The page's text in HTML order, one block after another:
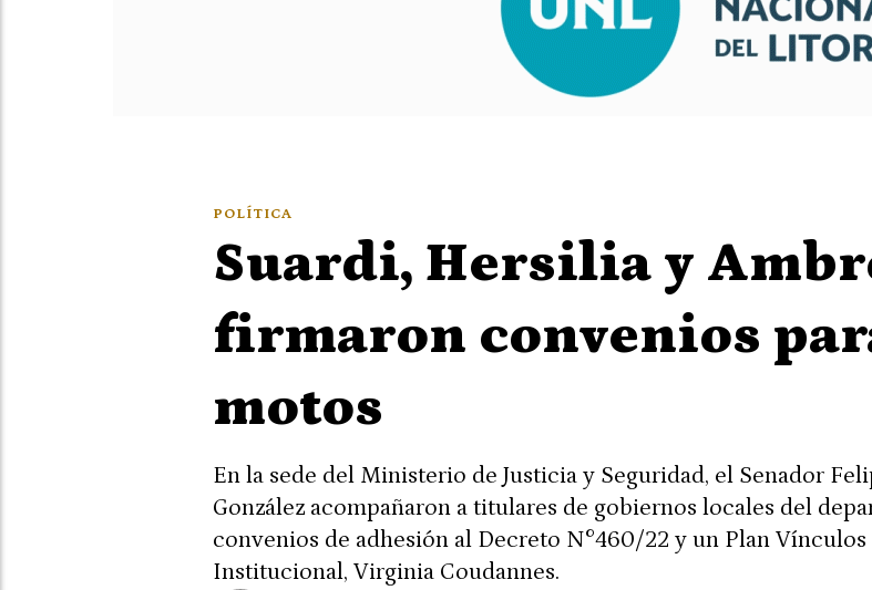
Suardi, Hersilia y
firmaron convenios
motos
En la sede del Ministerio de Justicia y Seguridad, el Senador
González acompañaron a titulares de gobiernos locales del
convenios de adhesión al Decreto N°460/22 y un Plan
Institucional, Virginia Coudannes.
POLÍTICA